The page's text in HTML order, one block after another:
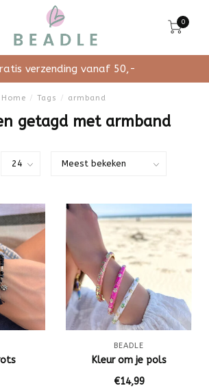
0
verzending vanaf 50,-
Home / Tags / armband
getagd met armband
BEADLE
Kleur om je pols
€14,99